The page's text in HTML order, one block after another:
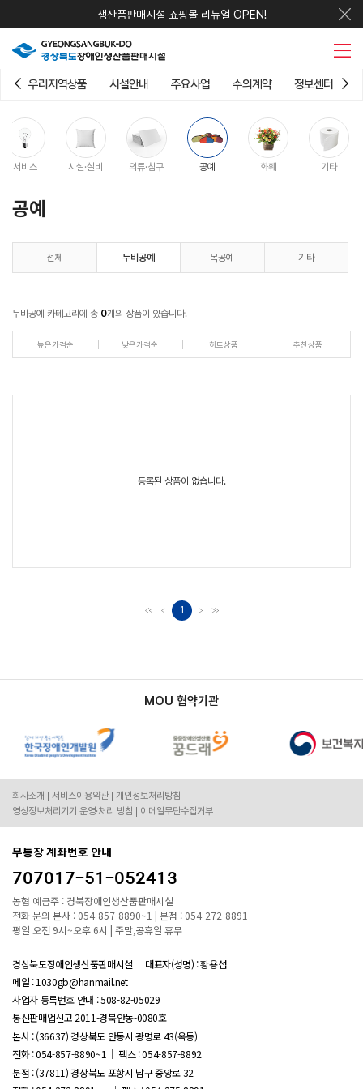
생산품판매시설 쇼핑몰 리뉴얼 OPEN!
우리지역상품 시설안내 주요사업 수의계약 정보센터
서비스 시설·설비 의류·침구 공예 화훼 기타
공예
전체 누비공예 목공예 기타
누비공예 카테고리에 총 0개의 상품이 있습니다.
높은가격순 낮은가격순 히트상품 추천상품
등록된 상품이 없습니다.
1
MOU 협약기관
회사소개 서비스이용약관
개인정보처리방침
영상정보처리기기 운영·처리 방침
이메일무단수집거부
무통장 계좌번호 안내
707017-51-052413
농협 예금주 : 경북장애인생산품판매시설
전화 문의 본사 : 054-857-8890~1 | 분점 : 054-272-8891
평일 오전 9시~오후 6시 | 주말,공휴일 휴무
경상북도장애인생산품판매시설
대표자(성명) : 황용섭
메일 : 1030gb@hanmail.net
사업자 등록번호 안내 :508-82-05029
통신판매업신고 2011-경북안동-0080호
본사 : (36637) 경상북도 안동시 광명로 43(옥동)
전화 : 054-857-8890~1
팩스 : 054-857-8892
분점 : (37811) 경상북도 포항시 남구 중앙로 32